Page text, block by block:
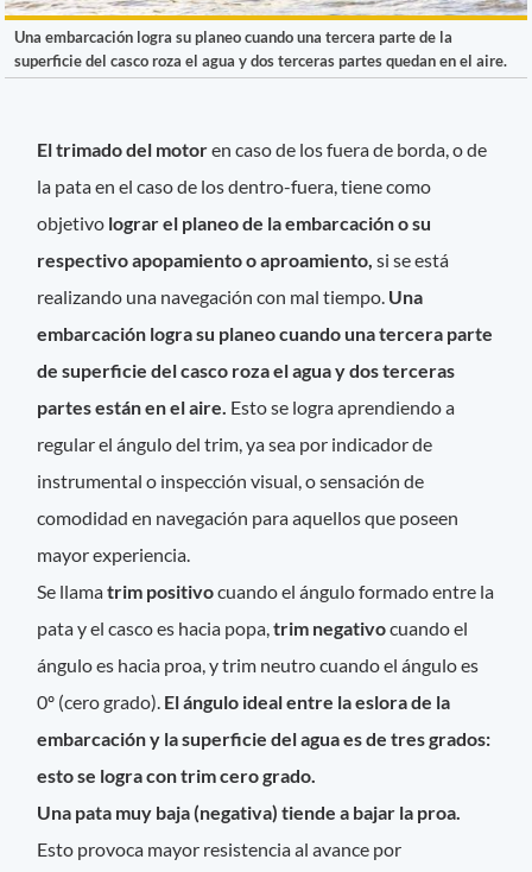
Una embarcación logra su planeo cuando una tercera parte de la
superficie del casco roza el agua y dos terceras partes quedan en el aire.
El trimado del motoren caso de los fuera de borda, o de
la pata en el caso de los dentro-fuera, tiene como
objetivo lograr el planeo de la embarcacióno su
respectivo apopamiento o aproamiento, si se está
realizando una navegación con mal tiempo. Una
embarcación logra su planeo cuando una tercera parte
de superficie del casco roza el agua y dos terceras
partes están en el aire. Esto se logra aprendiendo a
regular el ángulo del trim, ya sea por indicador de
instrumental o inspección visual, o sensación de
comodidad en navegación para aquellos que poseen
mayor experiencia.
Se llamatrim positivocuando el ángulo formado entre la
pata y el casco es hacia popa, trim negativocuando el
ángulo es hacia proa, y trim neutro cuando el ángulo es
0º (cero grado). El ángulo ideal entre la eslora de la
embarcación y la superficie del agua es de tres grados:
esto se logra con trim cero grado.
Una pata muy baja (negativa) tiende a bajar la proa.
Esto provoca mayor resistencia al avance por